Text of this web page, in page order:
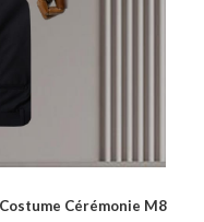
Costume Cérémonie M8